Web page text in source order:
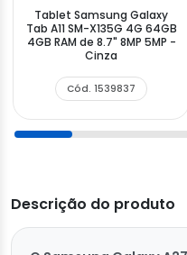
Tablet Samsung Galaxy
Tab A11 SM-X135G 4G 64GB
4GB RAM de 8.7" 8MP 5MP -
Cinza
Cód. 1539837
Descrição do produto